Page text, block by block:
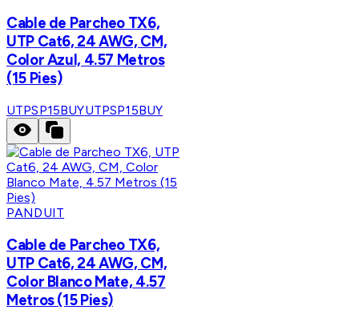
Cable de Parcheo TX6,
UTP Cat6, 24 AWG, CM,
Color Azul, 4.57 Metros
(15 Pies)
UTPSP15BUYUTPSP15BUY
PANDUIT
Cable de Parcheo TX6,
UTP Cat6, 24 AWG, CM,
Color Blanco Mate, 4.57
Metros (15 Pies)